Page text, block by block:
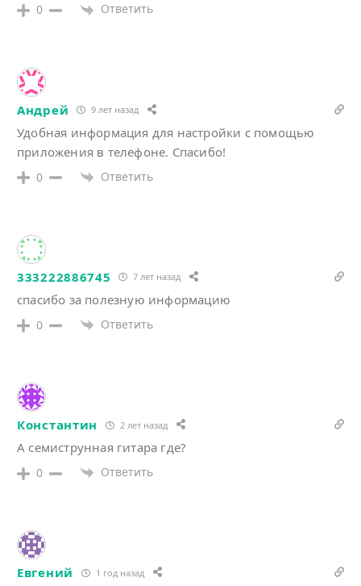
0 Ответить
Андрей 9 лет назад
Удобная информация для настройки с помощью
приложения в телефоне. Спасибо!
0 Ответить
333222886745 7 лет назад
спасибо за полезную информацию
0 Ответить
Константин 2 лет назад
А семиструнная гитара где?
0 Ответить
Евгений 1 год назад